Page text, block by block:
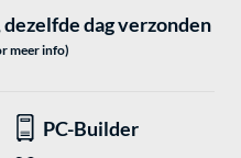
dag verzonden
meer info)
PC-Builder